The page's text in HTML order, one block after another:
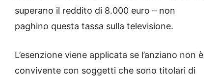
superano il reddito di 8.000 euro – non
paghino questa tassa sulla televisione.
L’esenzione viene applicata se l’anziano non è
convivente con soggetti che sono titolari di